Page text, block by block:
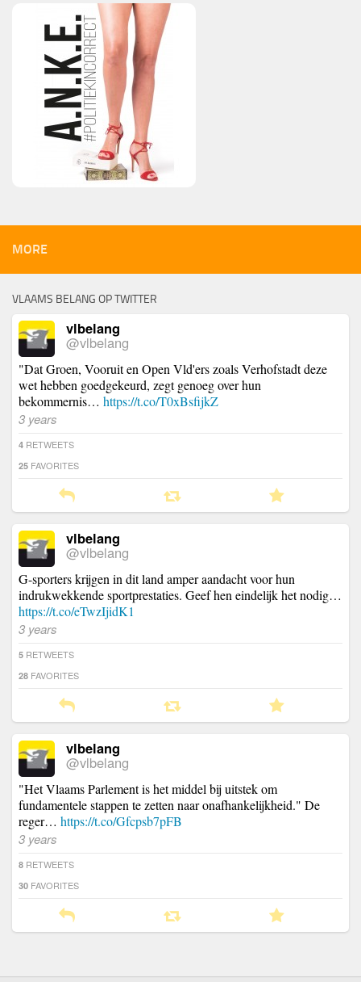
MORE
VLAAMS BELANG OP TWITTER
vlbelang
@vlbelang
"Dat Groen, Vooruit en Open Vld'ers zoals Verhofstadt deze
wet hebben goedgekeurd, zegt genoeg over hun
bekommernis… https://t.co/T0xBsfijkZ
3 years
4 RETWEETS
25 FAVORITES
vlbelang
@vlbelang
G-sporters krijgen in dit land amper aandacht voor hun
indrukwekkende sportprestaties. Geef hen eindelijk het nodig…
https://t.co/eTwzIjidK1
3 years
5 RETWEETS
28 FAVORITES
vlbelang
@vlbelang
"Het Vlaams Parlement is het middel bij uitstek om
fundamentele stappen te zetten naar onafhankelijkheid." De
reger… https://t.co/Gfcpsb7pFB
3 years
8 RETWEETS
30 FAVORITES